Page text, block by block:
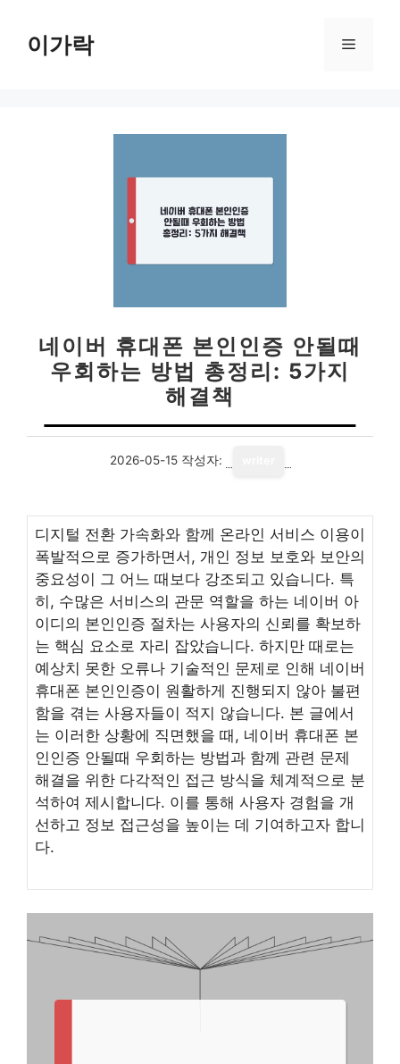
이가락 메
네이버 휴대폰 본인인증 안될때
우회하는 방법 총정리: 5가지
해결책
2026-05-15 작성자:
디지털 전환 가속화와 함께 온라인 서비스 이용이
폭발적으로 증가하면서, 개인 정보 보호와 보안의
중요성이 그 어느 때보다 강조되고 있습니다. 특
히, 수많은 서비스의 관문 역할을 하는 네이버 아
이디의 본인인증 절차는 사용자의 신뢰를 확보하
는 핵심 요소로 자리 잡았습니다. 하지만 때로는
예상치 못한 오류나 기술적인 문제로 인해 네이버
휴대폰 본인인증이 원활하게 진행되지 않아 불편
함을 겪는 사용자들이 적지 않습니다. 본 글에서
는 이러한 상황에 직면했을 때, 네이버 휴대폰 본
인인증 안될때 우회하는 방법과 함께 관련 문제
해결을 위한 다각적인 접근 방식을 체계적으로 분
석하여 제시합니다. 이를 통해 사용자 경험을 개
선하고 정보 접근성을 높이는 데 기여하고자 합니
다.